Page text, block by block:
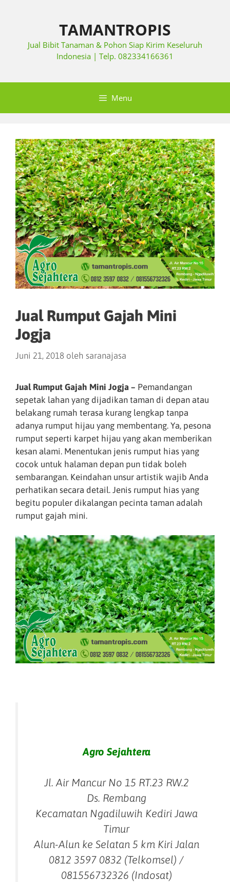
TAMANTROPIS
Jual Bibit Tanaman & Pohon Siap Kirim Keseluruh
Indonesia | Telp. 082334166361
Menu
Jual Rumput Gajah Mini
Jogja
Juni 21, 2018 oleh saranajasa
Jual Rumput Gajah Mini Jogja – Pemandangan
sepetak lahan yang dijadikan taman di depan atau
belakang rumah terasa kurang lengkap tanpa
adanya rumput hijau yang membentang. Ya, pesona
rumput seperti karpet hijau yang akan memberikan
kesan alami. Menentukan jenis rumput hias yang
cocok untuk halaman depan pun tidak boleh
sembarangan. Keindahan unsur artistik wajib Anda
perhatikan secara detail. Jenis rumput hias yang
begitu populer dikalangan pecinta taman adalah
rumput gajah mini.
Agro Sejahtera
Jl. Air Mancur No 15 RT.23 RW.2
Ds. Rembang
Kecamatan Ngadiluwih Kediri Jawa
Timur
Alun-Alun ke Selatan 5 km Kiri Jalan
0812 3597 0832 (Telkomsel) /
081556732326 (Indosat)